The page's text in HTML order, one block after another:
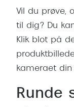
Vil du prøve,
til dig? Du
Klik blot på
kameraet
Runde